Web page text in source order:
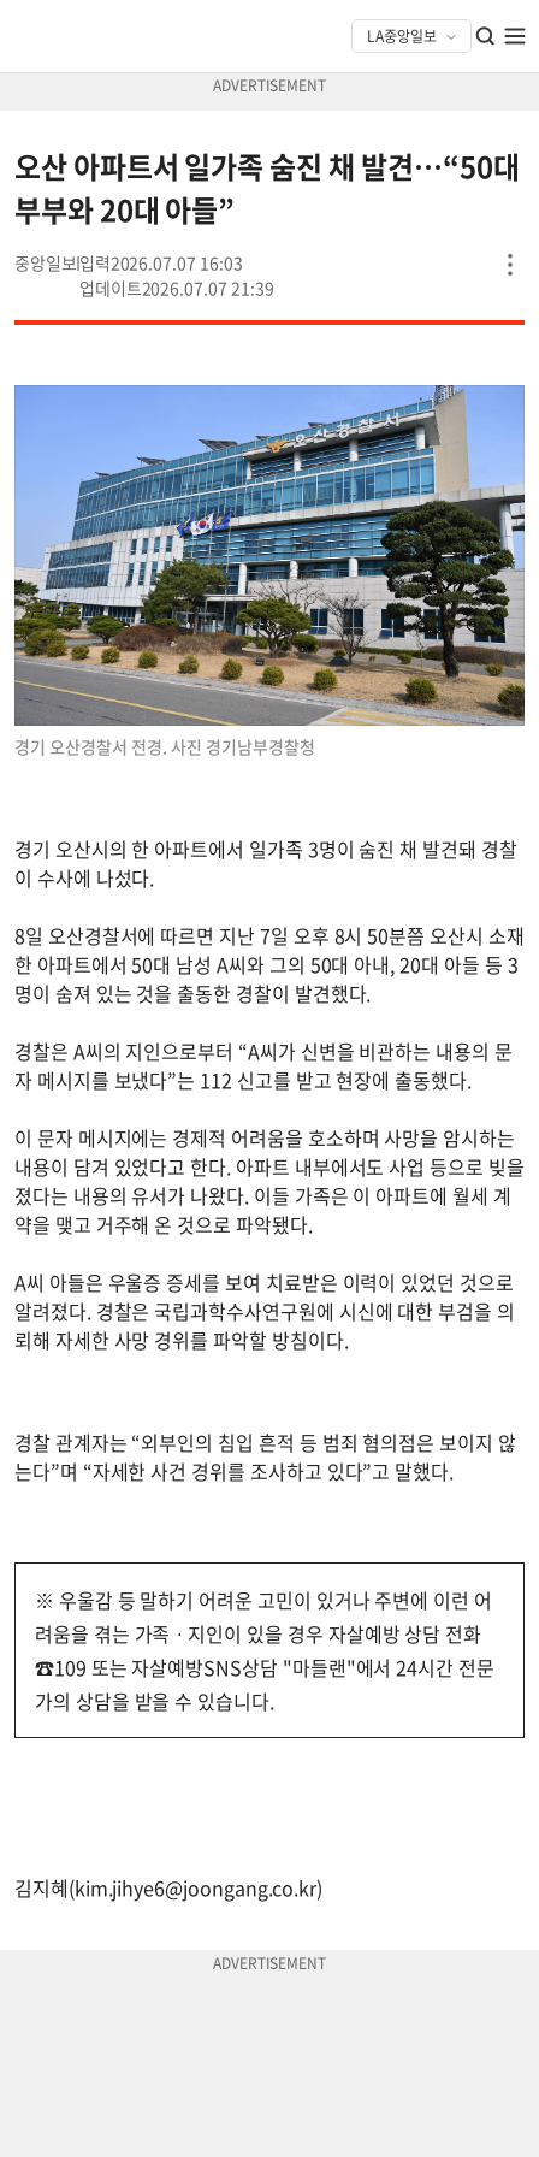
오산 아파트서 일가족 숨진 채 발견…“50대
부부와 20대 아들”
중앙일보
2026.07.07 16:03
2026.07.07 21:39
경기 오산경찰서 전경. 사진 경기남부경찰청
경기 오산시의 한 아파트에서 일가족 3명이 숨진 채 발견돼 경찰
이 수사에 나섰다.
8일 오산경찰서에 따르면 지난 7일 오후 8시 50분쯤 오산시 소재
한 아파트에서 50대 남성 A씨와 그의 50대 아내, 20대 아들 등 3
명이 숨져 있는 것을 출동한 경찰이 발견했다.
경찰은 A씨의 지인으로부터 “A씨가 신변을 비관하는 내용의 문
자 메시지를 보냈다”는 112 신고를 받고 현장에 출동했다.
이 문자 메시지에는 경제적 어려움을 호소하며 사망을 암시하는
내용이 담겨 있었다고 한다. 아파트 내부에서도 사업 등으로 빚을
졌다는 내용의 유서가 나왔다. 이들 가족은 이 아파트에 월세 계
약을 맺고 거주해 온 것으로 파악됐다.
A씨 아들은 우울증 증세를 보여 치료받은 이력이 있었던 것으로
알려졌다. 경찰은 국립과학수사연구원에 시신에 대한 부검을 의
뢰해 자세한 사망 경위를 파악할 방침이다.
경찰 관계자는 “외부인의 침입 흔적 등 범죄 혐의점은 보이지 않
는다”며 “자세한 사건 경위를 조사하고 있다”고 말했다.
※ 우울감 등 말하기 어려운 고민이 있거나 주변에 이런 어
려움을 겪는 가족ㆍ지인이 있을 경우 자살예방 상담 전화
☎109 또는 자살예방SNS상담 "마들랜"에서 24시간 전문
가의 상담을 받을 수 있습니다.
김지혜(kim.jihye6@joongang.co.kr)